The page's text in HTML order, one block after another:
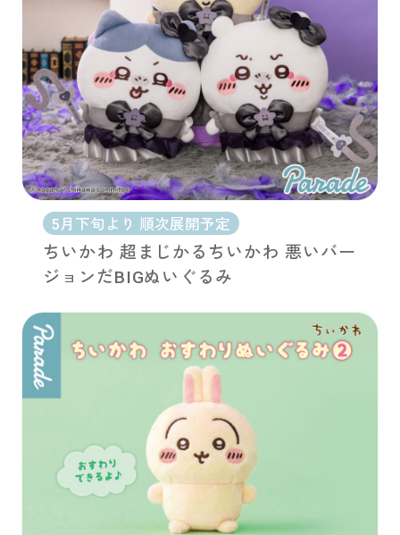
5月下旬より 順次展開予定
ちいかわ 超まじかるちいかわ 悪いバー
ジョンだBIGぬいぐるみ